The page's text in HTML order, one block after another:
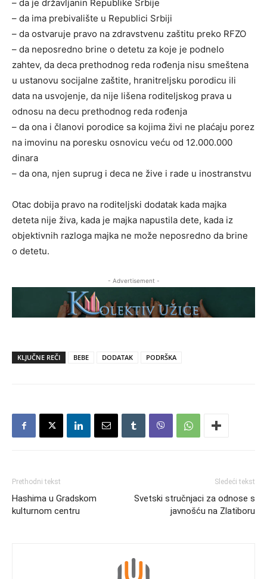
– da je državljanin Republike Srbije
– da ima prebivalište u Republici Srbiji
– da ostvaruje pravo na zdravstvenu zaštitu preko RFZO
– da neposredno brine o detetu za koje je podnelo
zahtev, da deca prethodnog reda rođenja nisu smeštena
u ustanovu socijalne zaštite, hranitreljsku porodicu ili
data na usvojenje, da nije lišena roditeljskog prava u
odnosu na decu prethodnog reda rođenja
– da ona i članovi porodice sa kojima živi ne plaćaju porez
na imovinu na poresku osnovicu veću od 12.000.000
dinara
– da ona, njen suprug i deca ne žive i rade u inostranstvu
Otac dobija pravo na roditeljski dodatak kada majka
deteta nije živa, kada je majka napustila dete, kada iz
objektivnih razloga majka ne može neposredno da brine
o detetu.
- Advertisement -
KLJUČNE REČI BEBE DODATAK PODRŠKA
Prethodni tekst
Hashima u Gradskom
kulturnom centru
Sledeći tekst
Svetski stručnjaci za odnose s
javnošću na Zlatiboru